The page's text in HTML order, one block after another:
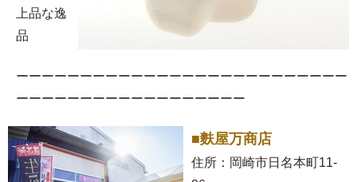
上品な逸
品
ーーーーーーーーーーーーーーーーーーーーーーーーーー
ーーーーーーーーーーーーーーーーーー
■麩屋万商店
住所：岡崎市日名本町11-